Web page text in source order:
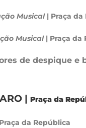
Musical | Praça da
Musical | Praça da
de despique
| Praça da
da República